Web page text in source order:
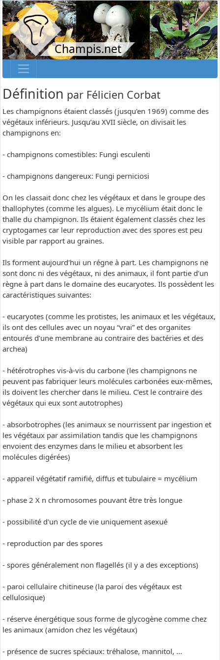
Champis.net
Définition par Félicien Corbat
Les champignons étaient classés (jusqu'en 1969) comme des
végétaux inférieurs. Jusqu’au XVII siècle, on divisait les
champignons en:
- champignons comestibles: Fungi esculenti
- champignons dangereux: Fungi perniciosi
On les classait donc chez les végétaux et dans le groupe des
thallophytes (comme les algues). Le mycélium était donc le
thalle du champignon. Ils étaient également classés chez les
cryptogames car leur reproduction avec des spores est peu
visible par rapport au graines.
Ils forment aujourd'hui un régne à part. Les champignons ne
sont donc ni des végétaux, ni des animaux, il font partie d’un
règne à part dans le domaine des eucaryotes. Ils possèdent les
caractéristiques suivantes:
- eucaryotes (comme les protistes, les animaux et les végétaux,
ils ont des cellules avec un noyau “vrai” et des organites
entourés d’une membrane au contraire des bactéries et des
archea)
- hétérotrophes vis-à-vis du carbone (les champignons ne
peuvent pas fabriquer leurs molécules carbonées eux-mêmes,
ils doivent les chercher dans le milieu. C’est le contraire des
végétaux qui eux sont autotrophes)
- absorbotrophes (les animaux se nourrissent par ingestion et
les végétaux par assimilation tandis que les champignons
envoient des enzymes dans le milieu et absorbent les
molécules digérées)
- appareil végétatif ramifié, diffus et tubulaire = mycélium
- phase 2 X n chromosomes pouvant être très longue
- possibilité d'un cycle de vie uniquement asexué
- reproduction par des spores
- spores généralement non flagellés (il y a des exceptions)
- paroi cellulaire chitineuse (la paroi des végétaux est
cellulosique)
- réserve énergétique sous forme de glycogène comme chez
les animaux (amidon chez les végétaux)
- présence de sucres spéciaux: tréhalose, mannitol, ...